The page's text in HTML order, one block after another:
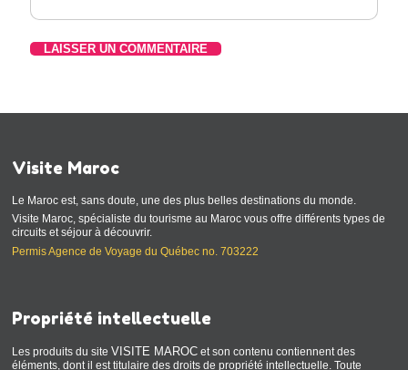
Visite Maroc
Le Maroc est, sans doute, une des plus belles destinations du monde.
Visite Maroc, spécialiste du tourisme au Maroc vous offre différents types de
circuits et séjour à découvrir.
Permis Agence de Voyage du Québec no. 703222
Propriété intellectuelle
Les produits du siteVISITE MAROC et son contenu contiennent des
éléments, dont il est titulaire des droits de propriété intellectuelle. Toute